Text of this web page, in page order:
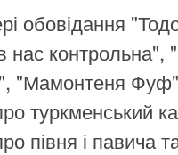
обовідання
нас контрольна",
"Мамонтеня
туркменський
півня і павича